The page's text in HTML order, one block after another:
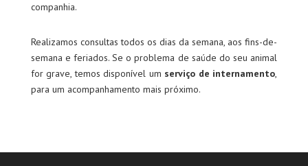
companhia.
Realizamos consultas todos os dias da semana, aos fins-de-
semana e feriados. Se o problema de saúde do seu animal
for grave, temos disponível um serviço de internamento,
para um acompanhamento mais próximo.